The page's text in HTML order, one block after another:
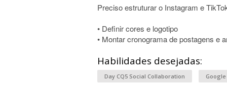
Preciso estruturar o Instagram e
• Definir cores e logotipo
• Montar cronograma de postagens e
Habilidades desejadas:
Day CQ5 Social Collaboration